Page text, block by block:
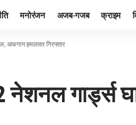
मनोरंजन अजब-गजब क्राइम
अफगान हमलावर गिरफ्तार
नेशनल गार्ड्स